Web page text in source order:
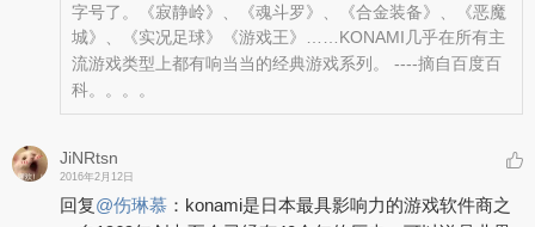
字号了。《寂静岭》、《魂斗罗》、《合金装备》、《恶魔
城》、《实况足球》《游戏王》……KONAMI几乎在所有主
流游戏类型上都有响当当的经典游戏系列。 ----摘自百度百
科。。。。
JiNRtsn
2016年2月12日
回复@伤琳慕 ： konami是日本最具影响力的游戏软件商之